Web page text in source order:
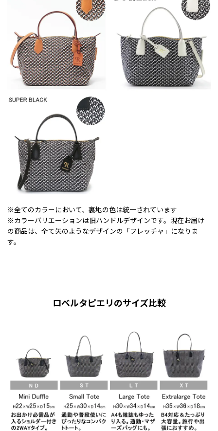
※全てのカラーにおいて、裏地の色は統一されています
※カラーバリエーションは旧ハンドルデザインです。現在お届け
の商品は、全て矢のようなデザインの「フレッチャ」になりま
す。
ロベルタピエリのサイズ比較